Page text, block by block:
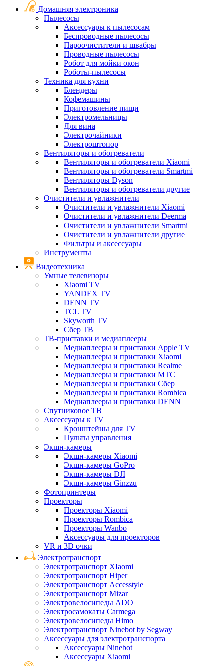
Домашняя электроника
Пылесосы
Аксессуары к пылесосам
Беспроводные пылесосы
Пароочистители и швабры
Проводные пылесосы
Робот для мойки окон
Роботы-пылесосы
Техника для кухни
Блендеры
Кофемашины
Приготовление пищи
Электромельницы
Для вина
Электрочайники
Электроштопор
Вентиляторы и обогреватели
Вентиляторы и обогреватели Xiaomi
Вентиляторы и обогреватели Smartmi
Вентиляторы Dyson
Вентиляторы и обогреватели другие
Очистители и увлажнители
Очистители и увлажнители Xiaomi
Очистители и увлажнители Deerma
Очистители и увлажнители Smartmi
Очистители и увлажнители другие
Фильтры и аксессуары
Инструменты
Видеотехника
Умные телевизоры
Xiaomi TV
YANDEX TV
DENN TV
TCL TV
Skyworth TV
Сбер ТВ
ТВ-приставки и медиаплееры
Медиаплееры и приставки Apple TV
Медиаплееры и приставки Xiaomi
Медиаплееры и приставки Realme
Медиаплееры и приставки МТС
Медиаплееры и приставки Сбер
Медиаплееры и приставки Rombica
Медиаплееры и приставки DENN
Спутниковое ТВ
Аксессуары к TV
Кронштейны для TV
Пульты управления
Экшн-камеры
Экшн-камеры Xiaomi
Экшн-камеры GoPro
Экшн-камеры DJI
Экшн-камеры Ginzzu
Фотопринтеры
Проекторы
Проекторы Xiaomi
Проекторы Rombica
Проекторы Wanbo
Аксессуары для проекторов
VR и 3D очки
Электротранспорт
Электротранспорт XIaomi
Электротранспорт Hiper
Электротранспорт Accesstyle
Электротранспорт Mizar
Электровелосипеды ADO
Электросамокаты Carmega
Электровелосипеды Himo
Электротранспорт Ninebot by Segway
Аксессуары для электротранспорта
Аксессуары Ninebot
Аксессуары Xiaomi